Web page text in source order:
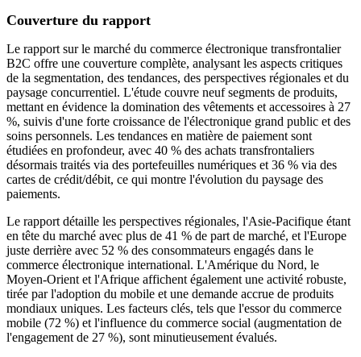
Couverture du rapport
Le rapport sur le marché du commerce électronique transfrontalier
B2C offre une couverture complète, analysant les aspects critiques
de la segmentation, des tendances, des perspectives régionales et du
paysage concurrentiel. L'étude couvre neuf segments de produits,
mettant en évidence la domination des vêtements et accessoires à 27
%, suivis d'une forte croissance de l'électronique grand public et des
soins personnels. Les tendances en matière de paiement sont
étudiées en profondeur, avec 40 % des achats transfrontaliers
désormais traités via des portefeuilles numériques et 36 % via des
cartes de crédit/débit, ce qui montre l'évolution du paysage des
paiements.
Le rapport détaille les perspectives régionales, l'Asie-Pacifique étant
en tête du marché avec plus de 41 % de part de marché, et l'Europe
juste derrière avec 52 % des consommateurs engagés dans le
commerce électronique international. L'Amérique du Nord, le
Moyen-Orient et l'Afrique affichent également une activité robuste,
tirée par l'adoption du mobile et une demande accrue de produits
mondiaux uniques. Les facteurs clés, tels que l'essor du commerce
mobile (72 %) et l'influence du commerce social (augmentation de
l'engagement de 27 %), sont minutieusement évalués.